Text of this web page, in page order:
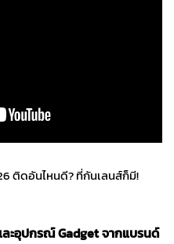
ติดอันไหนดี? ที่กันเลนส์ก็มี!
ะอุปกรณ์ Gadget จากแบรนด์